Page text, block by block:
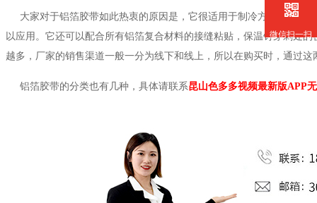
大家对于铝箔胶带如此热衷的原因是，它很适用于制冷方面。像室
以应用。它还可以配合所有铝箔复合材料的接缝粘贴，保温钉穿刺处
越多，厂家的销售渠道一般一分为线下和线上，所以在购买时，通过
铝箔胶带的分类也有几种，具体请联系昆山色多多视频最新版APP
微信扫一扫